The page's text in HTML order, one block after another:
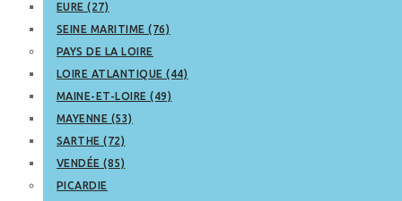
EURE (27)
SEINE MARITIME (76)
PAYS DE LA LOIRE
LOIRE ATLANTIQUE (44)
MAINE-ET-LOIRE (49)
MAYENNE (53)
SARTHE (72)
VENDÉE (85)
PICARDIE